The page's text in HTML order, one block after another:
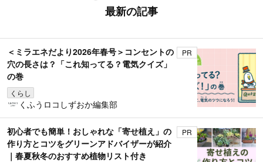
最新の記事
＜ミラエネだより2026年春号＞コンセントの
穴の長さは？「これ知ってる？電気クイズ」
の巻
くらし
PR
くふうロコしずおか編集部
初心者でも簡単！おしゃれな「寄せ植え」の
作り方とコツをグリーンアドバイザーが紹介
｜春夏秋冬のおすすめ植物リスト付き
PR